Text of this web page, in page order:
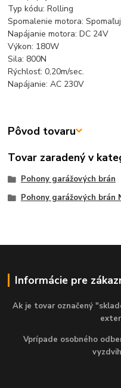
Typ kódu:Rolling
Spomalenie motora:
Napájanie motora:DC 24V
Výkon: 180W
Sila: 800N
Rýchlosť:0,20m/sec.
Napájanie:AC 230V
Pôvod tovaru
Tovar zaradený v
Pohony garážových brán
Pohony garážových brán
Informácie pre
Ak je tovar označený
Vprípade osobného